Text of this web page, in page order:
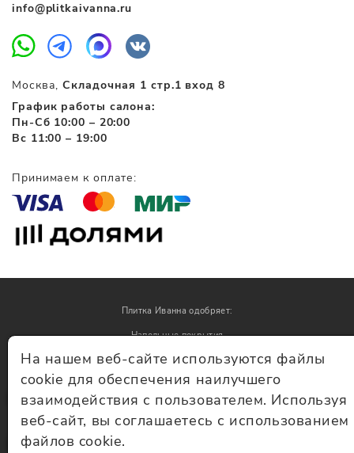
info@plitkaivanna.ru
Москва,Складочная 1 стр.1 вход 8
График работы салона:
Пн-Сб 10:00 – 20:00
Вс 11:00 – 19:00
Принимаем к оплате:
© Плитка Иванна 2026 - плитка и керамогранит
Плитка Иванна одобряет:
Напольные покрытия
Обои
На нашем веб-сайте используются файлы
cookie для обеспечения наилучшего
взаимодействия с пользователем. Используя
веб-сайт, вы соглашаетесь с использованием
файлов cookie.